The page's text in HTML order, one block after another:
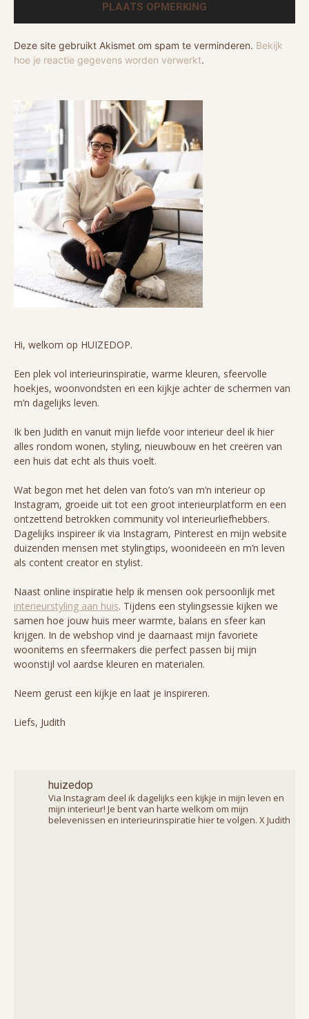
Deze site gebruikt Akismet om spam te verminderen. Bekijk
hoe je reactie gegevens worden verwerkt.
Hi, welkom op HUIZEDOP.
Een plek vol interieurinspiratie, warme kleuren, sfeervolle
hoekjes, woonvondsten en een kijkje achter de schermen van
m’n dagelijks leven.
Ik ben Judith en vanuit mijn liefde voor interieur deel ik hier
alles rondom wonen, styling, nieuwbouw en het creëren van
een huis dat echt als thuis voelt.
Wat begon met het delen van foto’s van m’n interieur op
Instagram, groeide uit tot een groot interieurplatform en een
ontzettend betrokken community vol interieurliefhebbers.
Dagelijks inspireer ik via Instagram, Pinterest en mijn website
duizenden mensen met stylingtips, woonideeën en m’n leven
als content creator en stylist.
Naast online inspiratie help ik mensen ook persoonlijk met
interieurstyling aan huis. Tijdens een stylingsessie kijken we
samen hoe jouw huis meer warmte, balans en sfeer kan
krijgen. In de webshop vind je daarnaast mijn favoriete
woonitems en sfeermakers die perfect passen bij mijn
woonstijl vol aardse kleuren en materialen.
Neem gerust een kijkje en laat je inspireren.
Liefs, Judith
huizedop
Via Instagram deel ik dagelijks een kijkje in mijn leven en
mijn interieur! Je bent van harte welkom om mijn
belevenissen en interieurinspiratie hier te volgen. X Judith